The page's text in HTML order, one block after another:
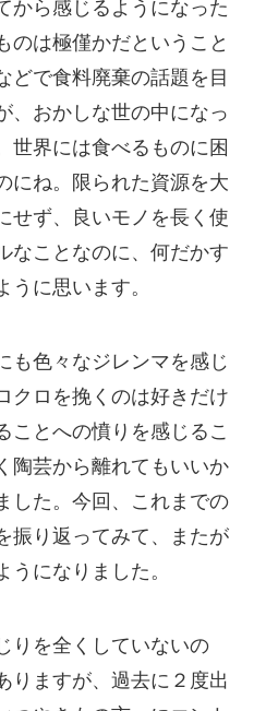
から感じるようになった
のは極僅かだということ
どで食料廃棄の話題を目
、おかしな世の中になっ
世界には食べるものに困
にね。限られた資源を大
せず、良いモノを長く使
なことなのに、何だかす
うに思います。
も色々なジレンマを感じ
クロを挽くのは好きだけ
ことへの憤りを感じるこ
陶芸から離れてもいいか
した。今回、これまでの
振り返ってみて、またが
うになりました。
りを全くしていないの
りますが、過去に２度出